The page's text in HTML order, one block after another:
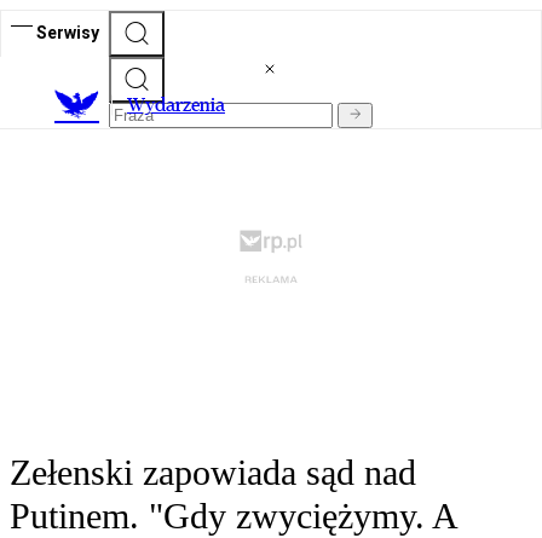
Serwisy
Wydarzenia
Zełenski zapowiada sąd nad
Putinem. "Gdy zwyciężymy. A